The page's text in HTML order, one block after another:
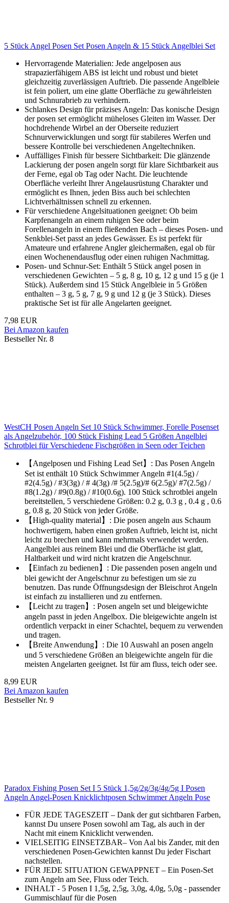
5 Stück Angel Posen Set Posen Angeln & 15 Stück Angelblei Set
Hervorragende Materialien: Jede angelposen aus
strapazierfähigem ABS ist leicht und robust und bietet
gleichzeitig zuverlässigen Auftrieb. Die passende Angelbleie
ist fein poliert, um eine glatte Oberfläche zu gewährleisten
und Schnurabrieb zu verhindern.
Schlankes Design für präzises Angeln: Das konische Design
der posen set ermöglicht müheloses Gleiten im Wasser. Der
hochdrehende Wirbel an der Oberseite reduziert
Schnurverwicklungen und sorgt für stabileres Werfen und
bessere Kontrolle bei verschiedenen Angeltechniken.
Auffälliges Finish für bessere Sichtbarkeit: Die glänzende
Lackierung der posen angeln sorgt für klare Sichtbarkeit aus
der Ferne, egal ob Tag oder Nacht. Die leuchtende
Oberfläche verleiht Ihrer Angelausrüstung Charakter und
ermöglicht es Ihnen, jeden Biss auch bei schlechten
Lichtverhältnissen schnell zu erkennen.
Für verschiedene Angelsituationen geeignet: Ob beim
Karpfenangeln an einem ruhigen See oder beim
Forellenangeln in einem fließenden Bach – dieses Posen- und
Senkblei-Set passt an jedes Gewässer. Es ist perfekt für
Amateure und erfahrene Angler gleichermaßen, egal ob für
einen Wochenendausflug oder einen ruhigen Nachmittag.
Posen- und Schnur-Set: Enthält 5 Stück angel posen in
verschiedenen Gewichten – 5 g, 8 g, 10 g, 12 g und 15 g (je 1
Stück). Außerdem sind 15 Stück Angelbleie in 5 Größen
enthalten – 3 g, 5 g, 7 g, 9 g und 12 g (je 3 Stück). Dieses
praktische Set ist für alle Angelarten geeignet.
7,98 EUR
Bei Amazon kaufen
Bestseller Nr. 8
WestCH Posen Angeln Set 10 Stück Schwimmer, Forelle Posenset
als Angelzubehör, 100 Stück Fishing Lead 5 Größen Angelblei
Schrotblei für Verschiedene Fischgrößen in Seen oder Teichen
【Angelposen und Fishing Lead Set】: Das Posen Angeln
Set ist enthält 10 Stück Schwimmer Angeln #1(4.5g) /
#2(4.5g) / #3(3g) / # 4(3g) /# 5(2.5g)/# 6(2.5g)/ #7(2.5g) /
#8(1.2g) / #9(0.8g) / #10(0.6g). 100 Stück schrotblei angeln
bereitstellen, 5 verschiedene Größen: 0.2 g, 0.3 g , 0.4 g , 0.6
g, 0.8 g, 20 Stück von jeder Größe.
【High-quality material】: Die posen angeln aus Schaum
hochwertigem, haben einen großen Auftrieb, leicht ist, nicht
leicht zu brechen und kann mehrmals verwendet werden.
Aangelblei aus reinem Blei und die Oberfläche ist glatt,
Haltbarkeit und wird nicht kratzen die Angelschnur.
【Einfach zu bedienen】: Die passenden posen angeln und
blei gewicht der Angelschnur zu befestigen um sie zu
benutzen. Das runde Öffnungsdesign der Bleischrot Angeln
ist einfach zu installieren und zu entfernen.
【Leicht zu tragen】: Posen angeln set und bleigewichte
angeln passt in jeden Angelbox. Die bleigewichte angeln ist
ordentlich verpackt in einer Schachtel, bequem zu verwenden
und tragen.
【Breite Anwendung】: Die 10 Auswahl an posen angeln
und 5 verschiedene Größen an bleigewichte angeln für die
meisten Angelarten geeignet. Ist für am fluss, teich oder see.
8,99 EUR
Bei Amazon kaufen
Bestseller Nr. 9
Paradox Fishing Posen Set I 5 Stück 1,5g/2g/3g/4g/5g I Posen
Angeln Angel-Posen Knicklichtposen Schwimmer Angeln Pose
FÜR JEDE TAGESZEIT – Dank der gut sichtbaren Farben,
kannst Du unsere Posen sowohl am Tag, als auch in der
Nacht mit einem Knicklicht verwenden.
VIELSEITIG EINSETZBAR– Von Aal bis Zander, mit den
verschiedenen Posen-Gewichten kannst Du jeder Fischart
nachstellen.
FÜR JEDE SITUATION GEWAPPNET – Ein Posen-Set
zum Angeln am See, Fluss oder Teich.
INHALT - 5 Posen I 1,5g, 2,5g, 3,0g, 4,0g, 5,0g - passender
Gummischlauf für die Posen